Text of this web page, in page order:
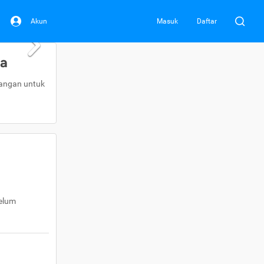
Akun Masuk Daftar
untuk